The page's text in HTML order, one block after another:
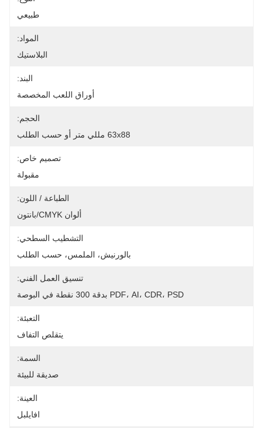
طبيعي
المواد:
البلاستيك
البند:
أوراق اللعب المخصصة
الحجم:
63x88 مللي متر أو حسب الطلب
تصميم خاص:
مقبولة
الطباعة / اللون:
ألوان CMYK/بانتون
التشطيب السطحي:
بالورنيش، الملمس، حسب الطلب
تنسيق العمل الفني:
PDF، AI، CDR، PSD بدقة 300 نقطة في البوصة
التعبئة:
يتقلص التفاف
السمة:
صديقة للبيئة
العينة:
افايلبل